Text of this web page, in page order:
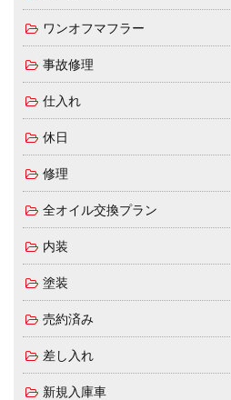
ワンオフマフラー
事故修理
仕入れ
休日
修理
全オイル交換プラン
内装
塗装
売約済み
差し入れ
新規入庫車